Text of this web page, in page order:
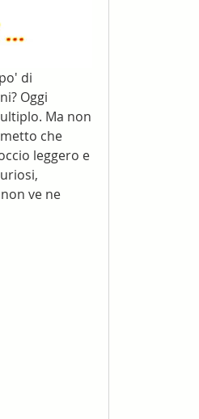
di
Oggi
Ma non
che
leggero e
ve ne